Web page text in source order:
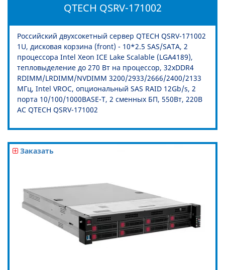
QTECH QSRV-171002
Российский двухсокетный сервер QTECH QSRV-171002
1U, дисковая корзина (front) - 10*2.5 SAS/SATA, 2
процессора Intel Xeon ICE Lake Scalable (LGA4189),
тепловыделение до 270 Вт на процессор, 32xDDR4
RDIMM/LRDIMM/NVDIMM 3200/2933/2666/2400/2133
МГц, Intel VROC, опциональный SAS RAID 12Gb/s, 2
порта 10/100/1000BASE-T, 2 сменных БП, 550Вт, 220В
AC QTECH QSRV-171002
Заказать